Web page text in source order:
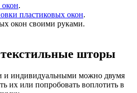
.
пластиковых окон.
окон своими руками.
шторы
и индивидуальными можно двумя
их или попробовать воплотить в